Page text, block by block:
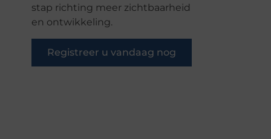
stap richting meer zichtbaarheid
en ontwikkeling.
Registreer u vandaag nog